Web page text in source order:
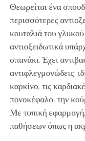
Θεωρείται ένα
περισσότερες
κουταλιά του
αντιοξειδωτικά
σπανάκι. Έχει
αντιφλεγμονώδεις
καρκίνο, τις
πονοκέφαλο, την
Με τοπική
παθήσεων όπως η